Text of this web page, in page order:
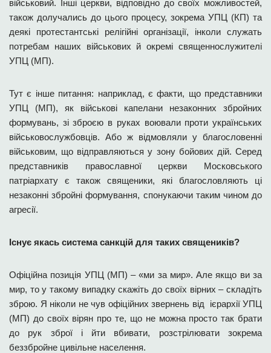
військовий. Інші церкви, відповідно до своїх можливостей,
також долучались до цього процесу, зокрема УПЦ (КП) та
деякі протестантські релігійні організації, інколи служать
потребам наших військових й окремі священнослужителі
УПЦ (МП).
Тут є інше питання: наприклад, є факти, що представники
УПЦ (МП), як військові капелани незаконних збройних
формувань, зі зброєю в руках воювали проти українських
військовослужбовців. Або ж відмовляли у благословенні
військовим, що відправляються у зону бойових дій. Серед
представників православної церкви Московського
патріархату є також священики, які благословляють ці
незаконні збройні формування, спонукаючи таким чином до
агресії.
Існує якась система санкцій для таких священиків?
Офіційна позиція УПЦ (МП) – «ми за мир». Але якщо ви за
мир, то у такому випадку скажіть до своїх вірних – складіть
зброю. Я ніколи не чув офіційних звернень від ієрархії УПЦ
(МП) до своїх вірян про те, що не можна просто так брати
до рук зброї і йти вбивати, розстрілювати зокрема
беззбройне цивільне населення.